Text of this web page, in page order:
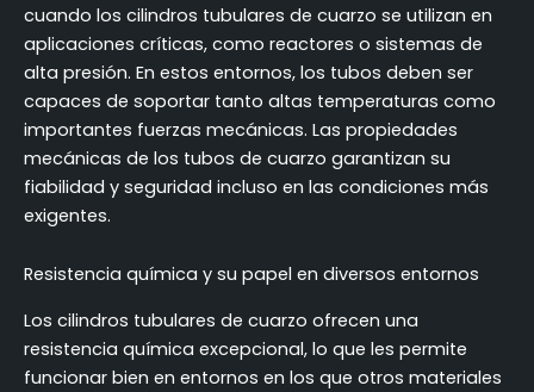
cuando los cilindros tubulares de cuarzo se utilizan en
aplicaciones críticas, como reactores o sistemas de
alta presión. En estos entornos, los tubos deben ser
capaces de soportar tanto altas temperaturas como
importantes fuerzas mecánicas. Las propiedades
mecánicas de los tubos de cuarzo garantizan su
fiabilidad y seguridad incluso en las condiciones más
exigentes.
Resistencia química y su papel en diversos entornos
Los cilindros tubulares de cuarzo ofrecen una
resistencia química excepcional, lo que les permite
funcionar bien en entornos en los que otros materiales